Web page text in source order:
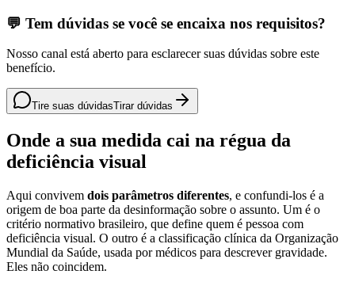
💬 Tem dúvidas se você se encaixa nos requisitos?
Nosso canal está aberto para esclarecer suas dúvidas sobre este
benefício.
Tire suas dúvidasTirar dúvidas
Onde a sua medida cai na régua da
deficiência visual
Aqui convivem dois parâmetros diferentes, e confundi-los é a
origem de boa parte da desinformação sobre o assunto. Um é o
critério normativo brasileiro, que define quem é pessoa com
deficiência visual. O outro é a classificação clínica da Organização
Mundial da Saúde, usada por médicos para descrever gravidade.
Eles não coincidem.